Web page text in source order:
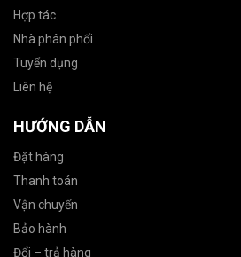
Hợp tác
Nhà phân phối
Tuyển dụng
Liên hệ
HƯỚNG DẪN
Đặt hàng
Thanh toán
Vận chuyển
Bảo hành
Đổi – trả hàng